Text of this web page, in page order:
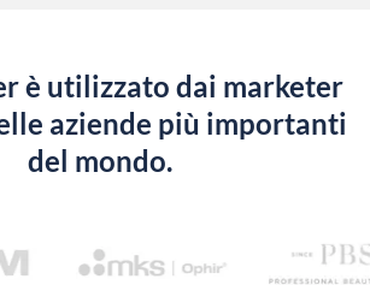
è utilizzato dai marketer
aziende più importanti
del mondo.